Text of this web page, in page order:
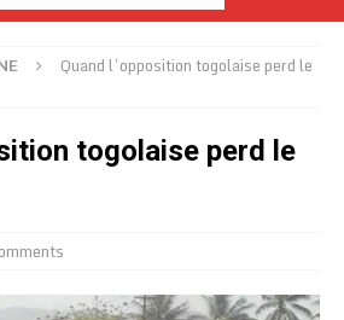
Quand l’opposition togolaise perd le
togolaise perd le